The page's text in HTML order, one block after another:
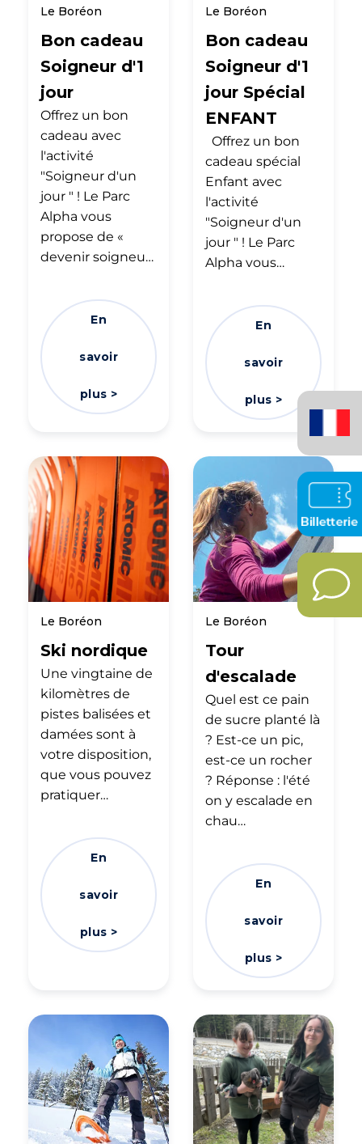
Le Boréon
Bon cadeau
Soigneur d'1
jour
Offrez un bon
cadeau avec
l'activité
"Soigneur d'un
jour " ! Le Parc
Alpha vous
propose de «
devenir soigneu…
En
savoir
plus >
Le Boréon
Bon cadeau
Soigneur d'1
jour Spécial
ENFANT
Offrez un bon
cadeau spécial
Enfant avec
l'activité
"Soigneur d'un
jour " ! Le Parc
Alpha vous…
En
savoir
plus >
Le Boréon
Ski nordique
Une vingtaine de
kilomètres de
pistes balisées et
damées sont à
votre disposition,
que vous pouvez
pratiquer…
En
savoir
plus >
Le Boréon
Tour
d'escalade
Quel est ce pain
de sucre planté là
? Est-ce un pic,
est-ce un rocher
? Réponse : l'été
on y escalade en
chau…
En
savoir
plus >